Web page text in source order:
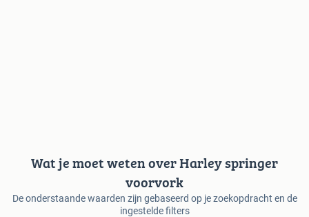
Wat je moet weten over Harley springer
voorvork
De onderstaande waarden zijn gebaseerd op je zoekopdracht en de
ingestelde filters